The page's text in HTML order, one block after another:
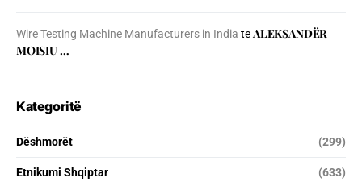
Wire Testing Machine Manufacturers in India teALEKSANDËR
MOISIU …
Kategoritë
Dëshmorët (299)
Etnikumi Shqiptar (633)